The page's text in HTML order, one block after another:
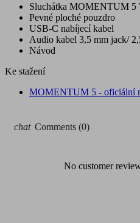
Sluchátka MOMENTUM 5
Pevné ploché pouzdro
USB-C nabíjecí kabel
Audio kabel 3,5 mm jack/
Návod
Ke stažení
MOMENTUM 5 - oficiální
chat Comments (0)
No customer